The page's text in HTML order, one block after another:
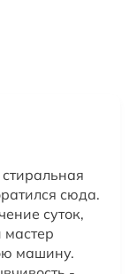
сюда.
суток,
мастер
машину.